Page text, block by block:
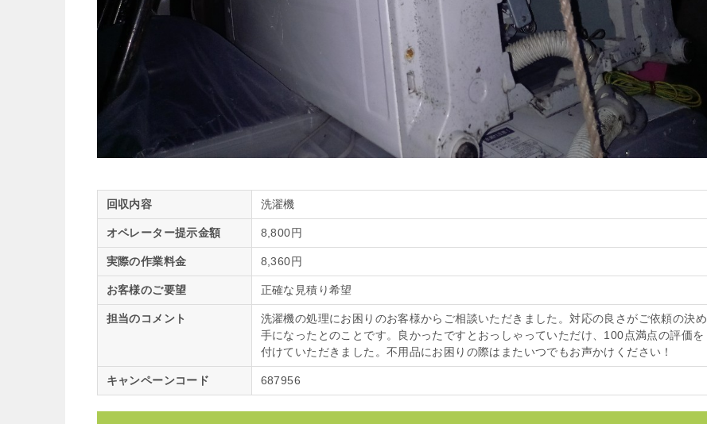
回収内容 洗濯機
オペレーター提示金額 8,800円
実際の作業料金 8,360円
お客様のご要望 正確な見積り希望
担当のコメント
洗濯機の処理にお困りのお客様からご相談いただきました。対応の良さがご依頼の決め
手になったとのことです。良かったですとおっしゃっていただけ、100点満点の評価を
付けていただきました。不用品にお困りの際はまたいつでもお声かけください！
キャンペーンコード 687956